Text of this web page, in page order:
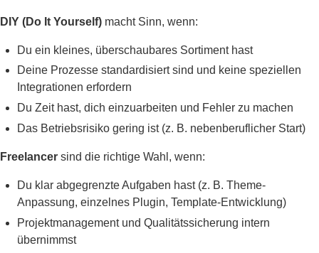
DIY (Do It Yourself) macht Sinn, wenn:
Du ein kleines, überschaubares Sortiment hast
Deine Prozesse standardisiert sind und keine speziellen
Integrationen erfordern
Du Zeit hast, dich einzuarbeiten und Fehler zu machen
Das Betriebsrisiko gering ist (z. B. nebenberuflicher Start)
Freelancer sind die richtige Wahl, wenn:
Du klar abgegrenzte Aufgaben hast (z. B. Theme-
Anpassung, einzelnes Plugin, Template-Entwicklung)
Projektmanagement und Qualitätssicherung intern
übernimmst